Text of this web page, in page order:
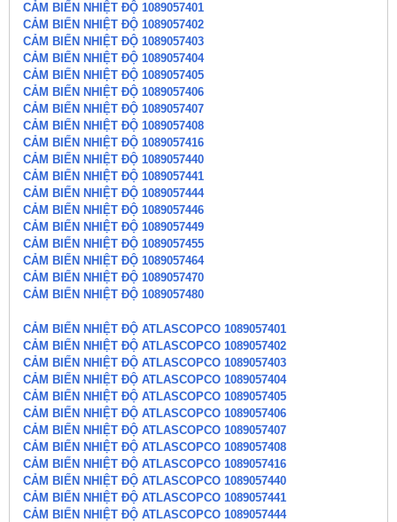
CẢM BIẾN NHIỆT ĐỘ 1089057401
CẢM BIẾN NHIỆT ĐỘ 1089057402
CẢM BIẾN NHIỆT ĐỘ 1089057403
CẢM BIẾN NHIỆT ĐỘ 1089057404
CẢM BIẾN NHIỆT ĐỘ 1089057405
CẢM BIẾN NHIỆT ĐỘ 1089057406
CẢM BIẾN NHIỆT ĐỘ 1089057407
CẢM BIẾN NHIỆT ĐỘ 1089057408
CẢM BIẾN NHIỆT ĐỘ 1089057416
CẢM BIẾN NHIỆT ĐỘ 1089057440
CẢM BIẾN NHIỆT ĐỘ 1089057441
CẢM BIẾN NHIỆT ĐỘ 1089057444
CẢM BIẾN NHIỆT ĐỘ 1089057446
CẢM BIẾN NHIỆT ĐỘ 1089057449
CẢM BIẾN NHIỆT ĐỘ 1089057455
CẢM BIẾN NHIỆT ĐỘ 1089057464
CẢM BIẾN NHIỆT ĐỘ 1089057470
CẢM BIẾN NHIỆT ĐỘ 1089057480
CẢM BIẾN NHIỆT ĐỘ ATLASCOPCO 1089057401
CẢM BIẾN NHIỆT ĐỘ ATLASCOPCO 1089057402
CẢM BIẾN NHIỆT ĐỘ ATLASCOPCO 1089057403
CẢM BIẾN NHIỆT ĐỘ ATLASCOPCO 1089057404
CẢM BIẾN NHIỆT ĐỘ ATLASCOPCO 1089057405
CẢM BIẾN NHIỆT ĐỘ ATLASCOPCO 1089057406
CẢM BIẾN NHIỆT ĐỘ ATLASCOPCO 1089057407
CẢM BIẾN NHIỆT ĐỘ ATLASCOPCO 1089057408
CẢM BIẾN NHIỆT ĐỘ ATLASCOPCO 1089057416
CẢM BIẾN NHIỆT ĐỘ ATLASCOPCO 1089057440
CẢM BIẾN NHIỆT ĐỘ ATLASCOPCO 1089057441
CẢM BIẾN NHIỆT ĐỘ ATLASCOPCO 1089057444